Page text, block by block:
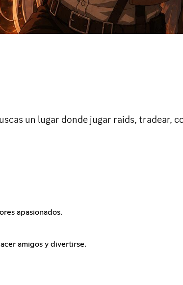
un lugar donde jugar raids, tradear,
apasionados.
amigos y divertirse.